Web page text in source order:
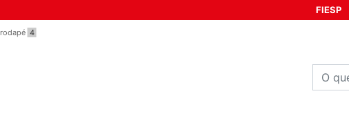
4
FIESP